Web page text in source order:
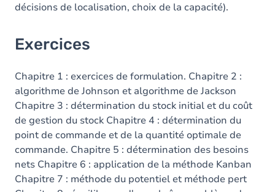
décisions de localisation, choix de la capacité).
Exercices
Chapitre 1 : exercices de formulation. Chapitre 2 :
algorithme de Johnson et algorithme de Jackson
Chapitre 3 : détermination du stock initial et du coût
de gestion du stock Chapitre 4 : détermination du
point de commande et de la quantité optimale de
commande. Chapitre 5 : détermination des besoins
nets Chapitre 6 : application de la méthode Kanban
Chapitre 7 : méthode du potentiel et méthode pert